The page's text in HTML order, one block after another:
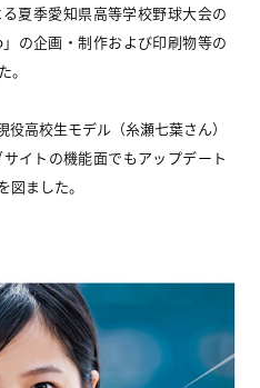
夏季愛知県高等学校野球大会の
の企画・制作および印刷物等の
。
高校生モデル（糸瀬七葉さん）
イトの機能面でもアップデート
図ました。